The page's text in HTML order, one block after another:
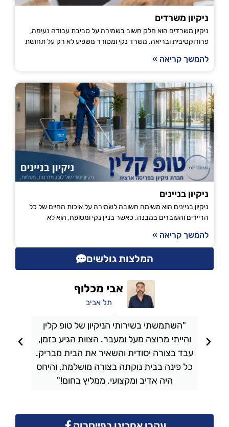
ניקיון משרדים
ניקיון משרדים הוא חלק חשוב בשמירה על סביבת עבודה נעימה,
פרודוקטיבית ובריאה. משרד נקי ומסודר משפיע לא רק על תחושת
להמשך קריאה »
ניקיון בניינים
ניקיון בניינים הוא משימה חשובה לשמירה על איכות החיים של כל
הדיירים והעובדים במבנה. כאשר בניין נקי ומטופח, הוא לא
להמשך קריאה »
המלצות גולשים
"השתמשתי בשירותי הניקיון של טופ קלין
והייתי מרוצה מעל ומעבר. הצוות הגיע בזמן,
עבד בצורה יסודית והשאיר את הבית מבריק.
כל פינה בבית נוקתה בצורה מושלמת, והיחס
היה אדיב ומקצועי. ממליץ בחום!"
אבי מכלוף
תל אביב